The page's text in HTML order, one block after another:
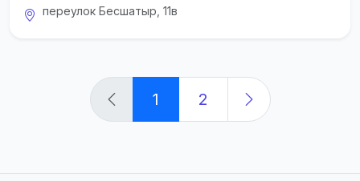
переулок Бесшатыр, 11в
1 2